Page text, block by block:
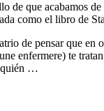
de que acabamos
como el libro de
de pensar que en
enfermere) te
quién …